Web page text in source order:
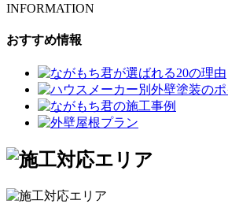
INFORMATION
おすすめ情報